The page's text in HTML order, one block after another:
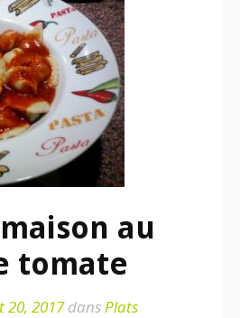
au
tomate
20, 2017dansPlats